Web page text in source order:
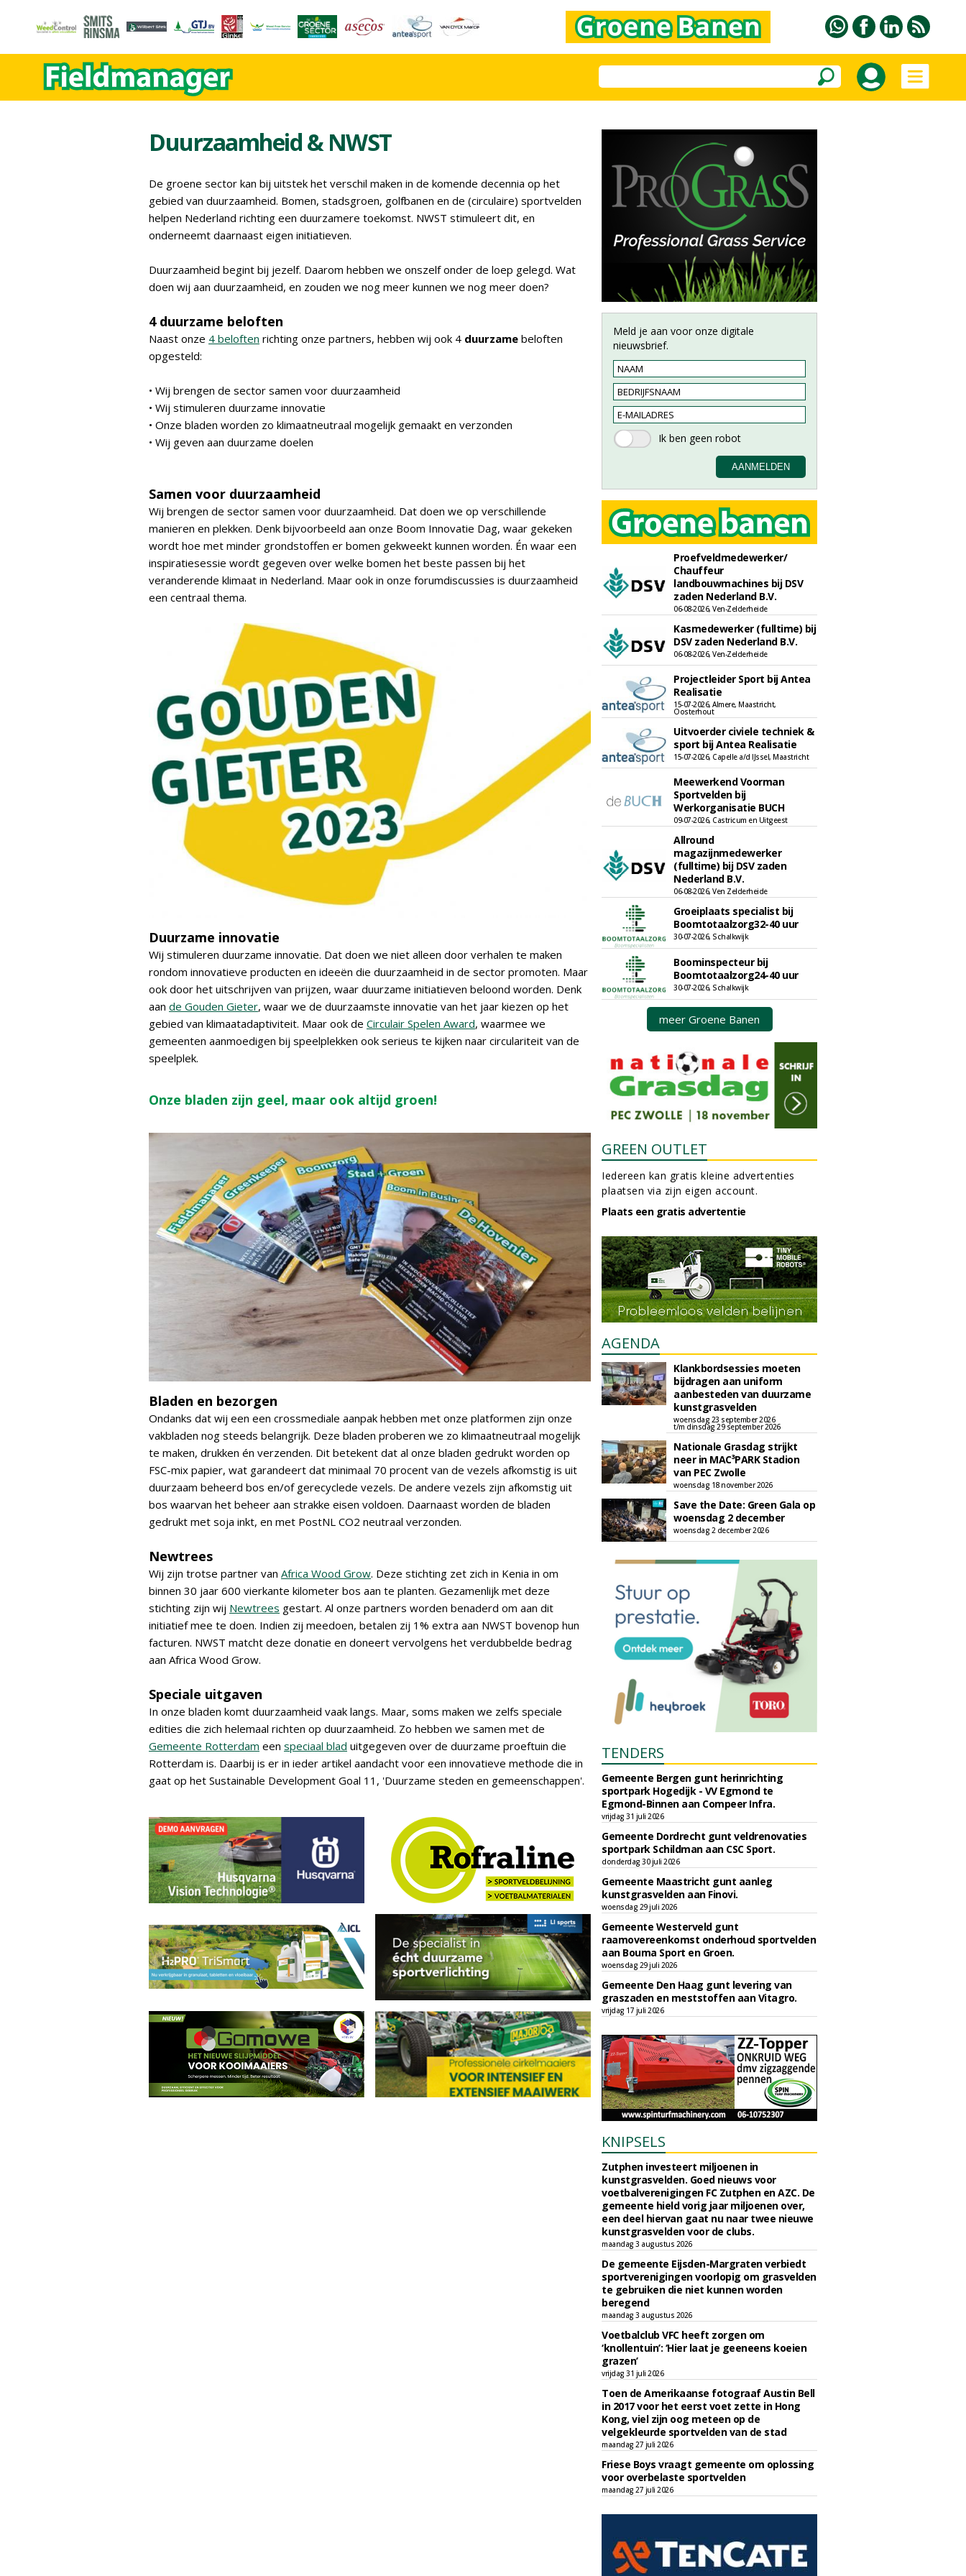
Duurzaamheid & NWST
De groene sector kan bij uitstek het verschil maken in de komende decennia op het
gebied van duurzaamheid. Bomen, stadsgroen, golfbanen en de (circulaire) sportvelden
helpen Nederland richting een duurzamere toekomst. NWST stimuleert dit, en
onderneemt daarnaast eigen initiatieven.
Duurzaamheid begint bij jezelf. Daarom hebben we onszelf onder de loep gelegd. Wat
doen wij aan duurzaamheid, en zouden we nog meer kunnen we nog meer doen?
4 duurzame beloften
Naast onze 4 beloften richting onze partners, hebben wij ook 4 duurzame beloften
opgesteld:
• Wij brengen de sector samen voor duurzaamheid
• Wij stimuleren duurzame innovatie
• Onze bladen worden zo klimaatneutraal mogelijk gemaakt en verzonden
• Wij geven aan duurzame doelen
Samen voor duurzaamheid
Wij brengen de sector samen voor duurzaamheid. Dat doen we op verschillende
manieren en plekken. Denk bijvoorbeeld aan onze Boom Innovatie Dag, waar gekeken
wordt hoe met minder grondstoffen er bomen gekweekt kunnen worden. Én waar een
inspiratiesessie wordt gegeven over welke bomen het beste passen bij het
veranderende klimaat in Nederland. Maar ook in onze forumdiscussies is duurzaamheid
een centraal thema.
Duurzame innovatie
Wij stimuleren duurzame innovatie. Dat doen we niet alleen door verhalen te maken
rondom innovatieve producten en ideeën die duurzaamheid in de sector promoten. Maar
ook door het uitschrijven van prijzen, waar duurzame initiatieven beloond worden. Denk
aan de Gouden Gieter, waar we de duurzaamste innovatie van het jaar kiezen op het
gebied van klimaatadaptiviteit. Maar ook de Circulair Spelen Award, waarmee we
gemeenten aanmoedigen bij speelplekken ook serieus te kijken naar circulariteit van de
speelplek.
Onze bladen zijn geel, maar ook altijd groen!
Bladen en bezorgen
Ondanks dat wij een een crossmediale aanpak hebben met onze platformen zijn onze
vakbladen nog steeds belangrijk. Deze bladen proberen we zo klimaatneutraal mogelijk
te maken, drukken én verzenden. Dit betekent dat al onze bladen gedrukt worden op
FSC-mix papier, wat garandeert dat minimaal 70 procent van de vezels afkomstig is uit
duurzaam beheerd bos en/of gerecyclede vezels. De andere vezels zijn afkomstig uit
bos waarvan het beheer aan strakke eisen voldoen. Daarnaast worden de bladen
gedrukt met soja inkt, en met PostNL CO2 neutraal verzonden.
Newtrees
Wij zijn trotse partner van Africa Wood Grow. Deze stichting zet zich in Kenia in om
binnen 30 jaar 600 vierkante kilometer bos aan te planten. Gezamenlijk met deze
stichting zijn wij Newtrees gestart. Al onze partners worden benaderd om aan dit
initiatief mee te doen. Indien zij meedoen, betalen zij 1% extra aan NWST bovenop hun
facturen. NWST matcht deze donatie en doneert vervolgens het verdubbelde bedrag
aan Africa Wood Grow.
Speciale uitgaven
In onze bladen komt duurzaamheid vaak langs. Maar, soms maken we zelfs speciale
edities die zich helemaal richten op duurzaamheid. Zo hebben we samen met de
Gemeente Rotterdam een speciaal blad uitgegeven over de duurzame proeftuin die
Rotterdam is. Daarbij is er in ieder artikel aandacht voor een innovatieve methode die in
gaat op het Sustainable Development Goal 11, 'Duurzame steden en gemeenschappen'.
Meld je aan voor onze digitale
nieuwsbrief.
Proefveldmedewerker/
Chauffeur
landbouwmachines bij DSV
zaden Nederland B.V.
06-08-2026, Ven-Zelderheide
Kasmedewerker (fulltime) bij
DSV zaden Nederland B.V.
06-08-2026, Ven-Zelderheide
Projectleider Sport bij Antea
Realisatie
15-07-2026, Almere, Maastricht,
Oosterhout
Uitvoerder civiele techniek &
sport bij Antea Realisatie
15-07-2026, Capelle a/d IJssel, Maastricht
Meewerkend Voorman
Sportvelden bij
Werkorganisatie BUCH
09-07-2026, Castricum en Uitgeest
Allround
magazijnmedewerker
(fulltime) bij DSV zaden
Nederland B.V.
06-08-2026, Ven Zelderheide
Groeiplaats specialist bij
Boomtotaalzorg32-40 uur
30-07-2026, Schalkwijk
Boominspecteur bij
Boomtotaalzorg24-40 uur
30-07-2026, Schalkwijk
meer Groene Banen
GREEN OUTLET
Iedereen kan gratis kleine advertenties
plaatsen via zijn eigen account.
Plaats een gratis advertentie
AGENDA
Klankbordsessies moeten
bijdragen aan uniform
aanbesteden van duurzame
kunstgrasvelden
woensdag 23 september 2026
t/m dinsdag 29 september 2026
Nationale Grasdag strijkt
neer in MAC³PARK Stadion
van PEC Zwolle
woensdag 18 november 2026
Save the Date: Green Gala op
woensdag 2 december
woensdag 2 december 2026
TENDERS
Gemeente Bergen gunt herinrichting
sportpark Hogedijk - VV Egmond te
Egmond-Binnen aan Compeer Infra.
vrijdag 31 juli 2026
Gemeente Dordrecht gunt veldrenovaties
sportpark Schildman aan CSC Sport.
donderdag 30 juli 2026
Gemeente Maastricht gunt aanleg
kunstgrasvelden aan Finovi.
woensdag 29 juli 2026
Gemeente Westerveld gunt
raamovereenkomst onderhoud sportvelden
aan Bouma Sport en Groen.
woensdag 29 juli 2026
Gemeente Den Haag gunt levering van
graszaden en meststoffen aan Vitagro.
vrijdag 17 juli 2026
KNIPSELS
Zutphen investeert miljoenen in
kunstgrasvelden. Goed nieuws voor
voetbalverenigingen FC Zutphen en AZC. De
gemeente hield vorig jaar miljoenen over,
een deel hiervan gaat nu naar twee nieuwe
kunstgrasvelden voor de clubs.
maandag 3 augustus 2026
De gemeente Eijsden-Margraten verbiedt
sportverenigingen voorlopig om grasvelden
te gebruiken die niet kunnen worden
beregend
maandag 3 augustus 2026
Voetbalclub VFC heeft zorgen om
‘knollentuin’: ‘Hier laat je geeneens koeien
grazen’
vrijdag 31 juli 2026
Toen de Amerikaanse fotograaf Austin Bell
in 2017 voor het eerst voet zette in Hong
Kong, viel zijn oog meteen op de
velgekleurde sportvelden van de stad
maandag 27 juli 2026
Friese Boys vraagt gemeente om oplossing
voor overbelaste sportvelden
maandag 27 juli 2026